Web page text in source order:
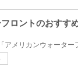
ロントのおすす